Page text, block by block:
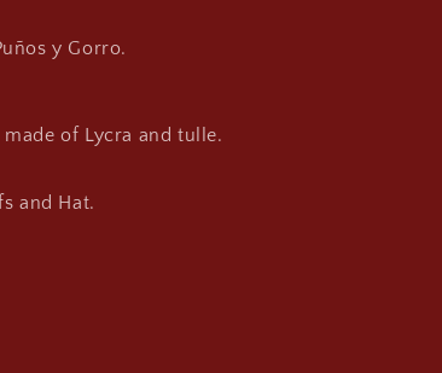
y Gorro.
of Lycra and tulle.
and Hat.